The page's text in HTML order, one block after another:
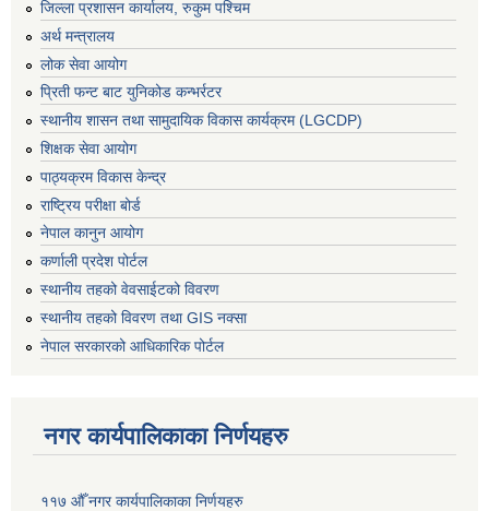
जिल्ला प्रशासन कार्यालय, रुकुम पश्चिम
अर्थ मन्त्रालय
लोक सेवा आयोग
प्रिती फन्ट बाट युनिकोड कन्भर्रटर
स्थानीय शासन तथा सामुदायिक विकास कार्यक्रम (LGCDP)
शिक्षक सेवा आयोग
पाठ्यक्रम विकास केन्द्र
राष्ट्रिय परीक्षा बोर्ड
नेपाल कानुन आयोग
कर्णाली प्रदेश पोर्टल
स्थानीय तहको वेवसाईटको विवरण
स्थानीय तहको विवरण तथा GIS नक्सा
नेपाल सरकारको आधिकारिक पोर्टल
नगर कार्यपालिकाका निर्णयहरु
११७ औँ नगर कार्यपालिकाका निर्णयहरु